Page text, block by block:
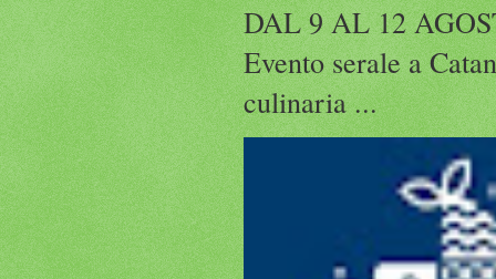
DAL 9 AL 12
Evento serale a
culinaria ...